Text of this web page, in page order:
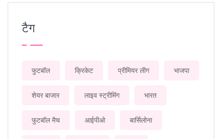
टैग
फुटबॉल क्रिकेट प्रीमियर लीग भाजपा
शेयर बाजार लाइव स्ट्रीमिंग भारत
फुटबॉल मैच आईपीओ बार्सिलोना